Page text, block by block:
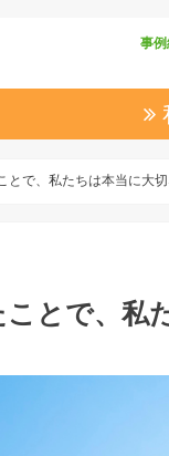
事
とで、私たちは本当に大
ことで、